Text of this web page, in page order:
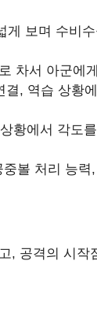
게 보며 수비
차서 아군에
, 역습 상황
황에서 각도
볼 처리 능
, 공격의 시